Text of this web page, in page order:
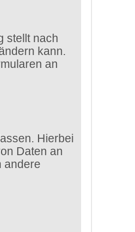
stellt nach
kann.
an
Hierbei
Daten an
andere